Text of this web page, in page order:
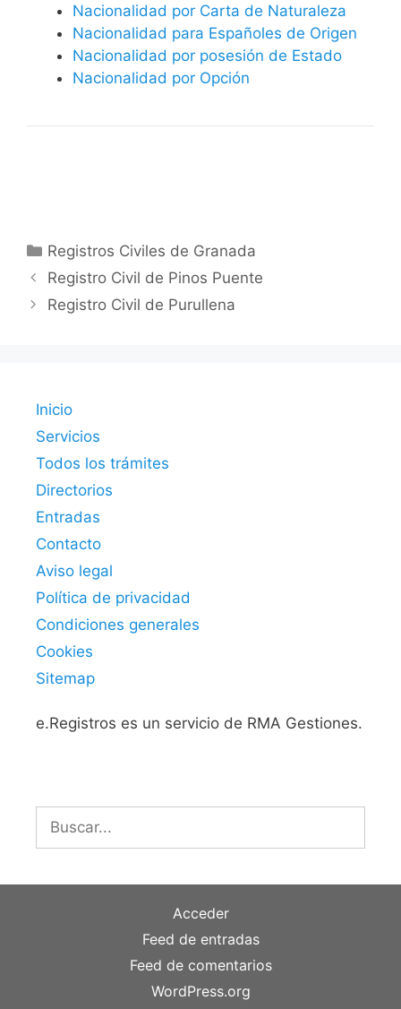
Nacionalidad por Carta de Naturaleza
Nacionalidad para Españoles de Origen
Nacionalidad por posesión de Estado
Nacionalidad por Opción
Categorías
Registros Civiles de Granada
Registro Civil de Pinos Puente
Registro Civil de Purullena
Inicio
Servicios
Todos los trámites
Directorios
Entradas
Contacto
Aviso legal
Política de privacidad
Condiciones generales
Cookies
Sitemap
e.Registros es un servicio de RMA Gestiones.
Buscar:
Acceder
Feed de entradas
Feed de comentarios
WordPress.org